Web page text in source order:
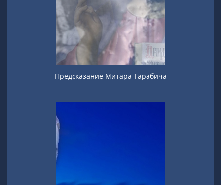
Предсказание Митара Тарабича